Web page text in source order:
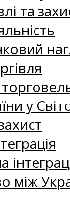
та
у
між